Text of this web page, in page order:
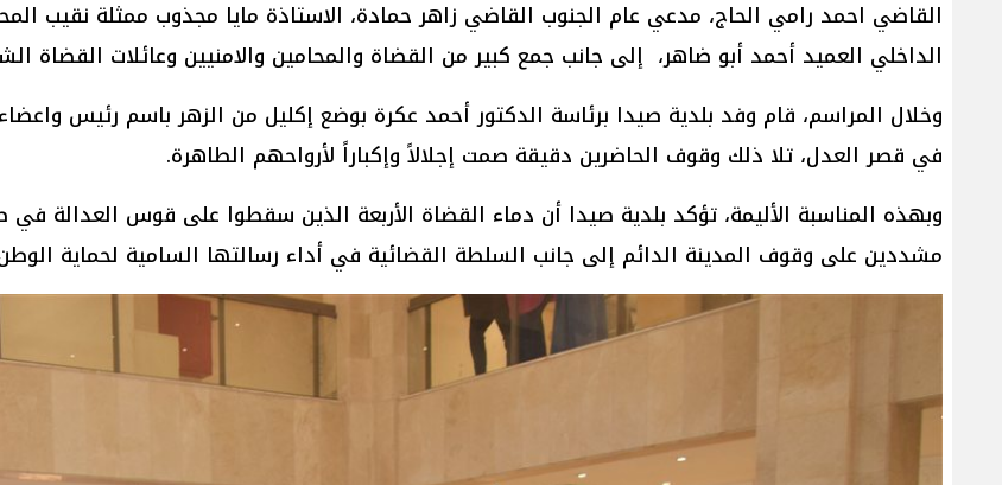
القاضي احمد رامي الحاج، مدعي عام الجنوب القاضي زاهر حمادة، الاستاذة مايا مجذوب ممثلة نقيب
الداخلي العميد أحمد أبو ضاهر، إلى جانب جمع كبير من القضاة والمحامين والامنيين وعائلات القضاة
وخلال المراسم، قام وفد بلدية صيدا برئاسة الدكتور أحمد عكرة بوضع إكليل من الزهر باسم رئيس
في قصر العدل، تلا ذلك وقوف الحاضرين دقيقة صمت إجلالاً وإكباراً لأرواحهم الطاهرة.
وبهذه المناسبة الأليمة، تؤكد بلدية صيدا أن دماء القضاة الأربعة الذين سقطوا على قوس العدالة
مشددين على وقوف المدينة الدائم إلى جانب السلطة القضائية في أداء رسالتها السامية لحماية